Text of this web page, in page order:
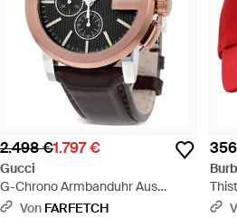
2.498 €1.797 €
Gucci
G-Chrono Armbanduhr Aus
Edelstahl 44Mm - Grau
Von FARFETCH